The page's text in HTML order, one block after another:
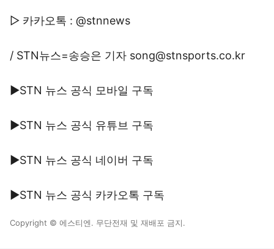
▷ 카카오톡 : @stnnews
/ STN뉴스=송승은 기자 song@stnsports.co.kr
▶STN 뉴스 공식 모바일 구독
▶STN 뉴스 공식 유튜브 구독
▶STN 뉴스 공식 네이버 구독
▶STN 뉴스 공식 카카오톡 구독
Copyright © 에스티엔. 무단전재 및 재배포 금지.